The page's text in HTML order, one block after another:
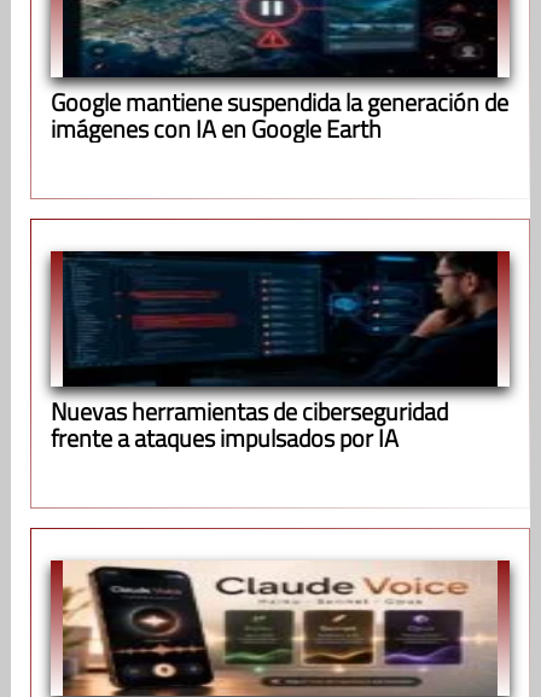
Google mantiene suspendida la generación de
imágenes con IA en Google Earth
Nuevas herramientas de ciberseguridad
frente a ataques impulsados por IA